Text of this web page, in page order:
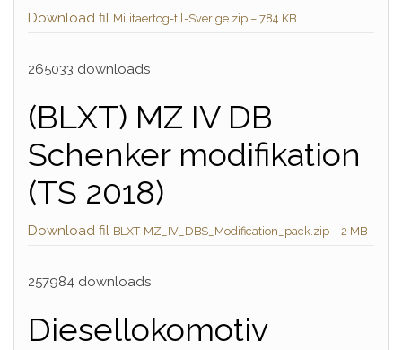
Download fil Militaertog-til-Sverige.zip – 784 KB
265033 downloads
(BLXT) MZ IV DB
Schenker modifikation
(TS 2018)
Download fil BLXT-MZ_IV_DBS_Modification_pack.zip – 2 MB
257984 downloads
Diesellokomotiv